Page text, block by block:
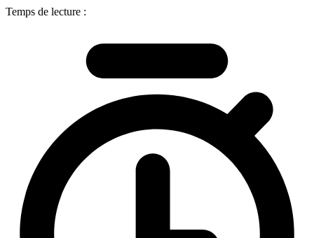
Temps de lecture :